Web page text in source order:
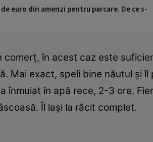
euro din amenzi pentru parcare. De ce s-
în acest caz este
Mai exact, speli bine năutul şi îl
înmuiat în apă rece, 2-3 ore.
Îl laşi la răcit complet.